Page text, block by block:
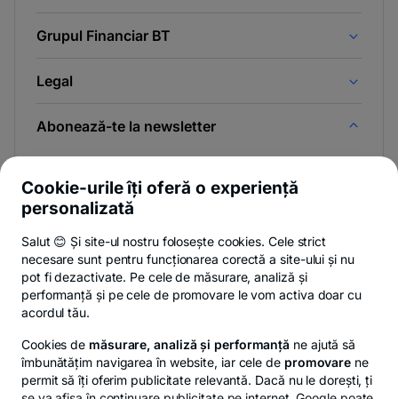
Grupul Financiar BT
Legal
Abonează-te la newsletter
Poți renunța oricând,vezi detalii-
opens
in
a
.
Privacy Hub - opens in a new tab
Politica de confidențialitate- opens in a new
Politica de cookies
Cookie-urile îți oferă o experiență
personalizată
Salut 😊 Și site-ul nostru folosește cookies. Cele strict
necesare sunt pentru funcționarea corectă a site-ului și nu
pot fi dezactivate. Pe cele de măsurare, analiză și
performanță și pe cele de promovare le vom activa doar cu
acordul tău.
Cookies de măsurare, analiză și performanță ne ajută să
îmbunătățim navigarea în website, iar cele de promovare ne
permit să îți oferim publicitate relevantă. Dacă nu le dorești, ți